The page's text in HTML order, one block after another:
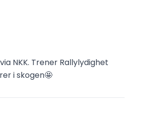
NKK. Trener Rallylydighet
i skogen🤩